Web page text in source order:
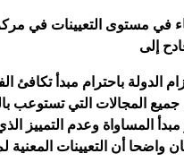
في مستوى التعيينات في
إلى
أقرّ التزام الدولة باحترام
المجالات التي تستوعب
أقرّ مبدأ المساواة وعدم
واضحا أن التعيينات المعنية